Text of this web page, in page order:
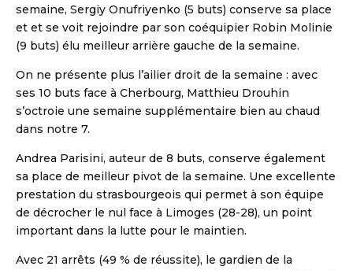
semaine, Sergiy Onufriyenko (5 buts) conserve sa place
et et se voit rejoindre par son coéquipier Robin Molinie
(9 buts) élu meilleur arrière gauche de la semaine.
On ne présente plus l’ailier droit de la semaine : avec
ses 10 buts face à Cherbourg, Matthieu Drouhin
s’octroie une semaine supplémentaire bien au chaud
dans notre 7.
Andrea Parisini, auteur de 8 buts, conserve également
sa place de meilleur pivot de la semaine. Une excellente
prestation du strasbourgeois qui permet à son équipe
de décrocher le nul face à Limoges (28-28), un point
important dans la lutte pour le maintien.
Avec 21 arrêts (49 % de réussite), le gardien de la